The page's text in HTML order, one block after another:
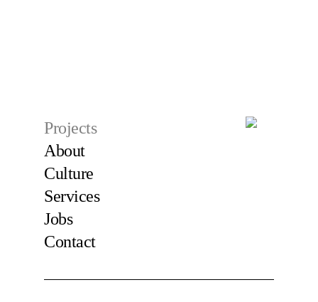
Projects
About
Culture
Services
Jobs
Contact